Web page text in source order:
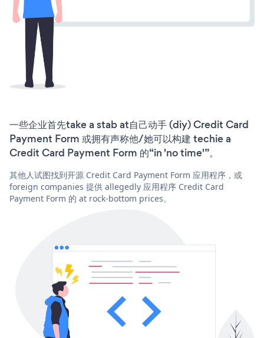
一些企业首先take a stab at自己动手 (diy) Credit Card
Payment Form 或拥有声称他/她可以构建 techie a
Credit Card Payment Form 的“in 'no time'”。
其他人试图找到开源 Credit Card Payment Form 应用程序，或
foreign companies 提供 allegedly 应用程序 Credit Card
Payment Form 的 at rock-bottom prices。